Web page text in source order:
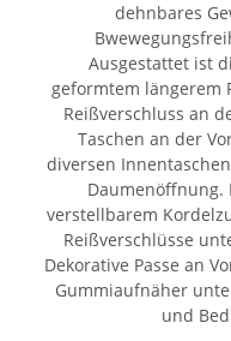
dehnbares
Ausgestattet ist
geformtem längerem
Reißverschluss an
Taschen an der
diversen
Daumenöffnung.
verstellbarem
Reißverschlüsse
Dekorative Passe an
Gummiaufnäher
und